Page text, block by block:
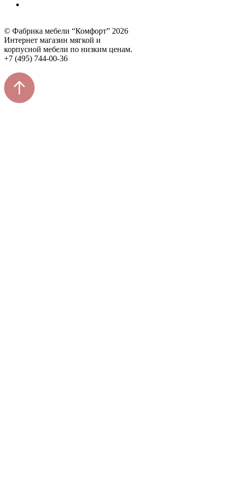
© Фабрика мебели “Комфорт” 2026
Интернет магазин мягкой и
корпусной мебели по низким ценам.
+7 (495) 744-00-36